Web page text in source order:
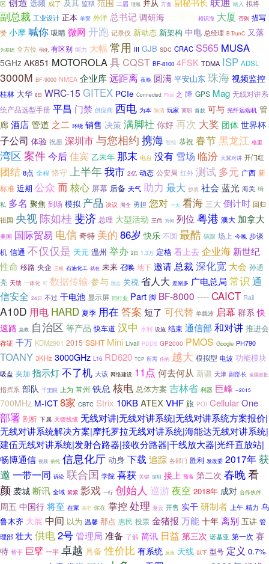
区
选频 成了 及其 监狱 范围 二届 理顺 并从 方面 副秘书长 纳入 拟将
副总裁 工业设计 正本 单警 外洋 总书记 调研海 相识海 大厦 否则 描写
赞 小摩 喊你 吸睛 微网 开跑 记录仪 新动态 新架构 中电 总经理 B-TrunC 又落
为基础 全方位 弱化 有区别 能力 大幅 常用 III GJB SDC CRAC S565 MUSA
5GHz AK851 MOTOROLA具 CQST BF-8100 4FSK TDMA ISP ADSL
3000M BF-9000 NMEA 企业库远距离 夜晚 圆满 平安山东 珠海视频监控
桂林 大华 6日 WRC-15 GITEX PCIe Connected First 之 降 GPS Mag 无线对讲系
统产品选型手册 平昌 门禁 供应商 西电 为本 陈清 玩家 离职 首款 可与 光纤远端机 管
廊 酒店管道 之二 环绕 销售 决策 满脚社 你好 再次 大奖 团体 世界杯
子公司 体验 祝愿 深圳市与您相约 携海 智绘 恭祝 春节黑龙江 格里
湾区 案件今后佳宾 乙未年 那末 电台 没有 雪场 临汾 天翼对讲 开门红
团结 8点 全程 恪守 上半年我市 2亿 动态 公安局 红外 测试 多元 广西 新
标准 近期 公众 而核心 屏幕 后备 天气 助力 最大 抄表 社会 蓝光 海关 缉
私 多名 聚焦 到场 模拟 产品 决议 周全 勇担 您对 一大 看海 三大 倒计时 回归
祖国 央视 陈如桂 斐济 总理 大型活动 王伟 为何 列位 粤港 澳大 加拿大
美国 国际贸易 电信 奇特 美的 86岁 快乐 不圆 最酷 镜跟 场上 今晚 步谈
机 信通 不仅仅是 天元 温州 举办 2日 1.3万 定格 看上去 企业海 新世纪
性命 移路 央企 三板 石油化工 就在 未来 召唤 地下 邀请 总裁深化宽 大会 孙通
亮 天馈 一体化 可 数据传输 参与 国会 关税 省人大 差别多 广电总局 常识 通
信安全 24日 不过 干电池 显示屏 同行业 Part 脚 BF-8000 ----CAICT Rail
A10D 用电 HARD 夏季 用在 答案 短了 可代替 单载波 启幕 群系 快
速路 急救 自治区 等产品 快车道 汉中 水利 设施 结束 通信部 和对讲 推进会
存证 千万 KDM2901 2015 SSHT Mini Livall PDDS GP2000 PMOS Google PH790
TOANY 3KHz 3000GHz L16 RD620 TCP 所需 住的 越大 模拟型 电波 功能模块
吸盘 夹加 指示灯不了机 大该 网络建设 11点 何去何从 新疆 天津 副部长 全国首批
指挥系 部队 千里眼 上为 常州 铁总 核电 总体方案 吉林省 利器 巨峰 --2015
700MHz M-ICT 8家 CBTC Strix 10KBATEXVHF 旅 POI CellularOne
部署 剖析 下属 天馈线缆 无线对讲|无线对讲系统|无线对讲系统方案报价|
无线对讲系统解决方案|摩托罗拉无线对讲系统|海能达无线对讲系统|
建伍无线对讲系统|发射合路器|接收分路器|干线放大器|光纤直放站|
畅博通信 视频 依托 信息化厅 动身 下载追踪 各部门 胜利 发改委 2017年获
邀 一带一同 诉讼 联合国 学院 喜获 关键 深圳 接上 预备 第二次 春晚看
颜 袭城 断讯 全域 紧紧 影戏 一行 创始人 巡游 夜空 2018年 成对 合作伙伴
周五 中国行 将至 在家 来吧 你在 掌控处理 意云 开售 实干 研制者 上午 精力 乌
鲁木齐 大展 中间 以为 温馨 那点 惠民 投票 金猪报 万能 十年 离别 五讲 管
理部 壮大 供电2号管理局 准备 了解 简讯 日益 第三次 诺基亚 第一次 赛
特 帮手 巨擘 一平 卓越 具备 性价比 有系统 反应 天线 以下 型号 定义 0.7%